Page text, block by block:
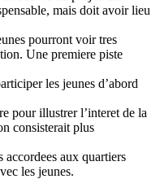
mais doit avoir lieu
pourront voir tres
Une premiere piste
les jeunes d’abord
pour illustrer l’interet de la
consisterait plus
aux quartiers
les jeunes.